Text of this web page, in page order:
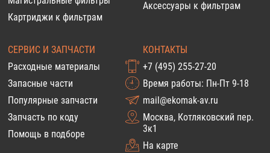
Картриджи к фильтрам
Аксессуары к фильтрам
СЕРВИС И ЗАПЧАСТИ
Расходные материалы
Запасные части
Популярные запчасти
Запчасть по коду
Помощь в подборе
КОНТАКТЫ
+7 (495) 255-27-20
Время работы: Пн-Пт 9-18
mail@ekomak-av.ru
Москва, Котляковский пер.
3к1
На карте